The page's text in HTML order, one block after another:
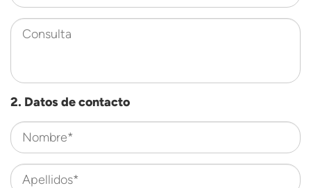
Consulta
2. Datos de contacto
Nombre*
Apellidos*